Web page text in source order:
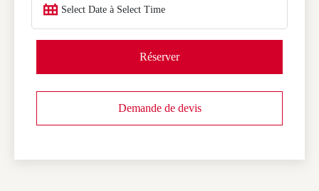
Select Date à Select Time
Réserver
Demande de devis